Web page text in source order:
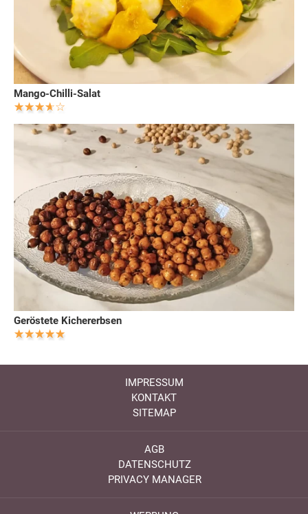
Mango-Chilli-Salat
Geröstete Kichererbsen
IMPRESSUM
KONTAKT
SITEMAP
AGB
DATENSCHUTZ
PRIVACY MANAGER